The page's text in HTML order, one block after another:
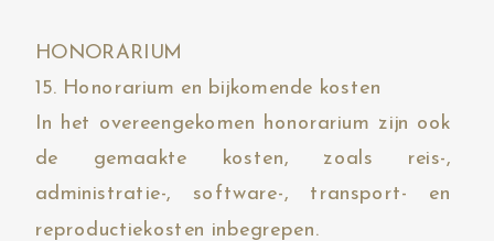
HONORARIUM
15. Honorarium en bijkomende kosten
In het overeengekomen honorarium zijn ook
de gemaakte kosten, zoals reis-,
administratie-, software-, transport- en
reproductiekosten inbegrepen.